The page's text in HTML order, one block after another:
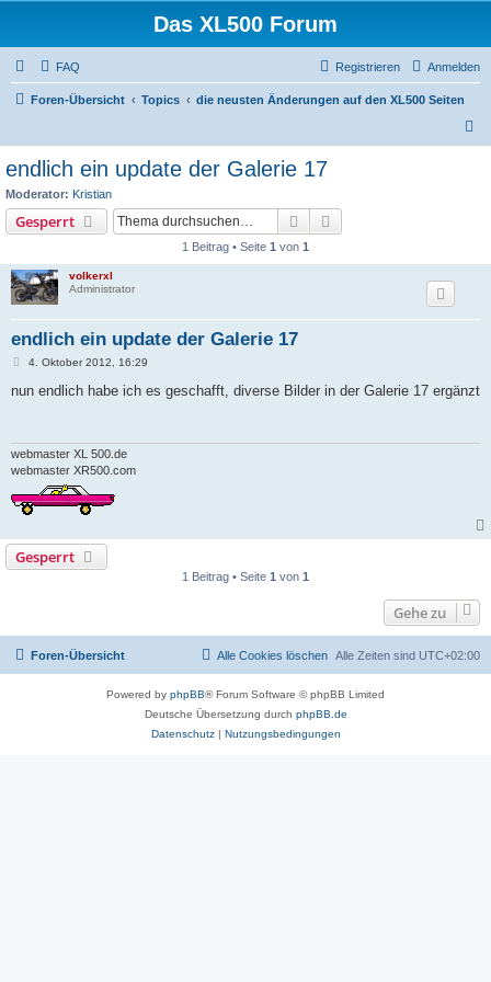
Das XL500 Forum
FAQ Anmelden
Registrieren
Foren-Übersicht Topics
die neusten Änderungen auf den XL500 Seiten
endlich ein update der Galerie 17
Moderator: Kristian
Gesperrt Suche
1 Beitrag • Seite 1 von 1
volkerxl
Administrator
endlich ein update der Galerie 17
B
i
4. Oktober 2012, 16:29
nun endlich habe ich es geschafft, diverse Bilder in der Galerie 17 ergänzt
webmaster XL 500.de
webmaster XR500.com
Gesperrt
1 Beitrag • Seite 1 von 1
Gehe zu
Foren-Übersicht Alle Zeiten sind UTC+02:00
Alle Cookies löschen
Powered by phpBB® Forum Software © phpBB Limited
Deutsche Übersetzung durch phpBB.de
Datenschutz| Nutzungsbedingungen